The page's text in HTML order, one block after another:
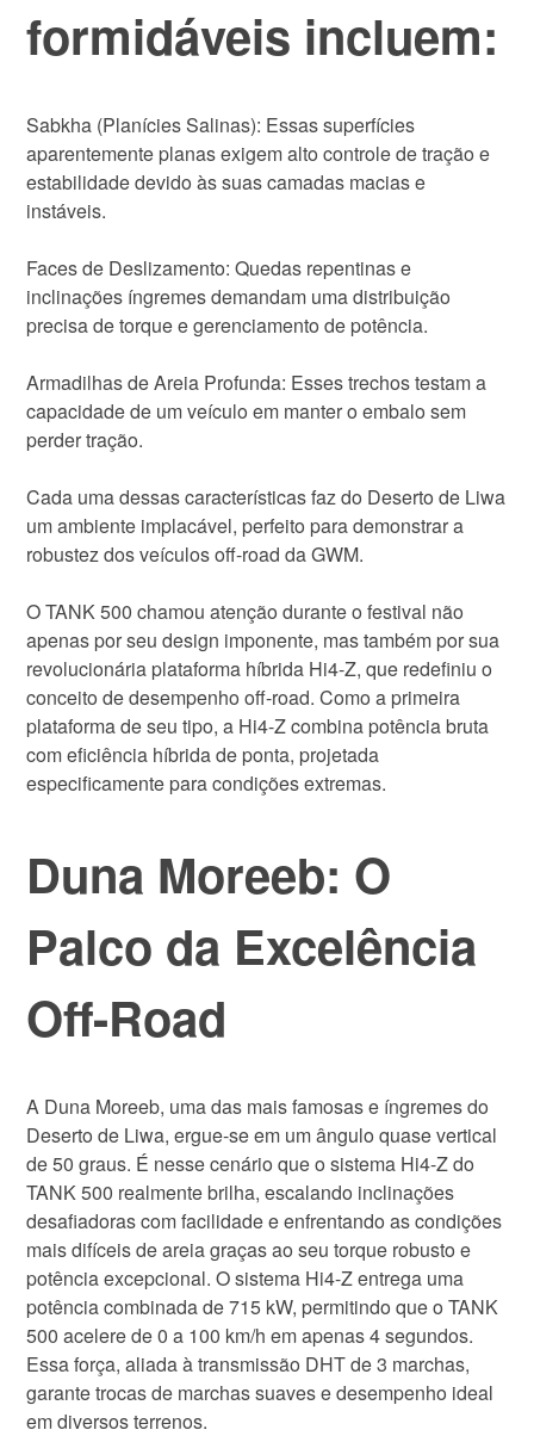
formidáveis incluem:
Sabkha (Planícies Salinas): Essas superfícies
aparentemente planas exigem alto controle de tração e
estabilidade devido às suas camadas macias e
instáveis.
Faces de Deslizamento: Quedas repentinas e
inclinações íngremes demandam uma distribuição
precisa de torque e gerenciamento de potência.
Armadilhas de Areia Profunda: Esses trechos testam a
capacidade de um veículo em manter o embalo sem
perder tração.
Cada uma dessas características faz do Deserto de Liwa
um ambiente implacável, perfeito para demonstrar a
robustez dos veículos off-road da GWM.
O TANK 500 chamou atenção durante o festival não
apenas por seu design imponente, mas também por sua
revolucionária plataforma híbrida Hi4-Z, que redefiniu o
conceito de desempenho off-road. Como a primeira
plataforma de seu tipo, a Hi4-Z combina potência bruta
com eficiência híbrida de ponta, projetada
especificamente para condições extremas.
Duna Moreeb: O
Palco da Excelência
Off-Road
A Duna Moreeb, uma das mais famosas e íngremes do
Deserto de Liwa, ergue-se em um ângulo quase vertical
de 50 graus. É nesse cenário que o sistema Hi4-Z do
TANK 500 realmente brilha, escalando inclinações
desafiadoras com facilidade e enfrentando as condições
mais difíceis de areia graças ao seu torque robusto e
potência excepcional. O sistema Hi4-Z entrega uma
potência combinada de 715 kW, permitindo que o TANK
500 acelere de 0 a 100 km/h em apenas 4 segundos.
Essa força, aliada à transmissão DHT de 3 marchas,
garante trocas de marchas suaves e desempenho ideal
em diversos terrenos.